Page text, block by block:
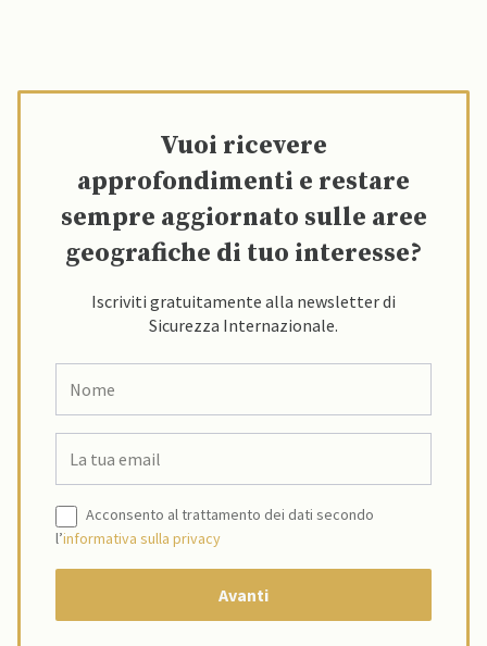
Vuoi ricevere
approfondimenti e restare
sempre aggiornato sulle aree
geografiche di tuo interesse?
Iscriviti gratuitamente alla newsletter di
Sicurezza Internazionale.
Acconsento al trattamento dei dati secondo
l’informativa sulla privacy